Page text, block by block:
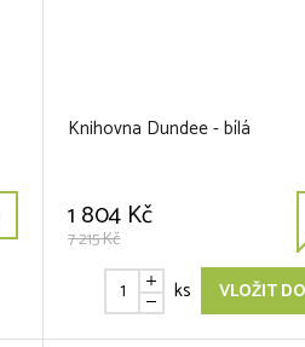
Knihovna Dundee - bílá
1 804 Kč
7 215 Kč
ks VLOŽIT